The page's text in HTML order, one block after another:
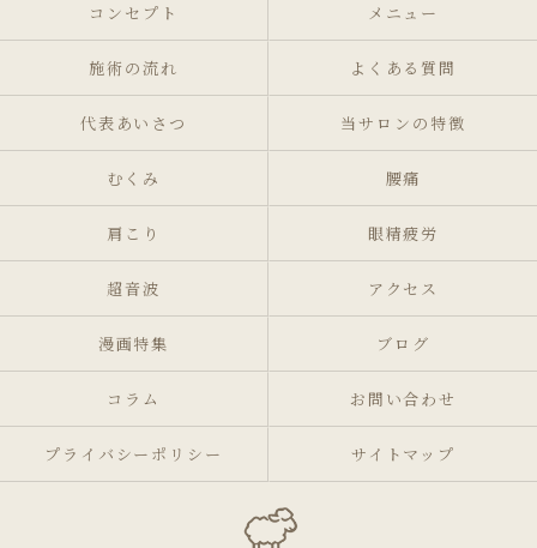
コンセプト メニュー
施術の流れ よくある質問
代表あいさつ 当サロンの特徴
むくみ 腰痛
肩こり 眼精疲労
超音波 アクセス
漫画特集 ブログ
コラム お問い合わせ
プライバシーポリシー サイトマップ